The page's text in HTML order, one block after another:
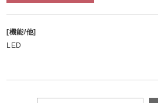
[機能/他]
LED